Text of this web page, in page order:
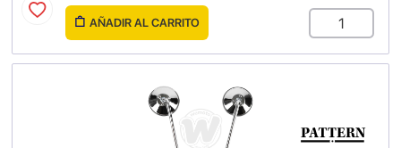
AÑADIR AL CARRITO